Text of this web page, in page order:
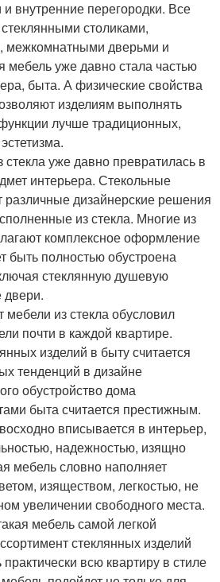
внутренние перегородки. Все
столиками,
межкомнатными дверьми и
уже давно стала частью
быта. А физические свойства
изделиям выполнять
лучше традиционных,
уже давно превратилась в
интерьера. Стекольные
различные дизайнерские решения
из стекла. Многие из
комплексное оформление
быть полностью обустроена
стеклянную душевую
двери.
из стекла обусловил
почти в каждой квартире.
изделий в быту считается
тенденций в дизайне
обустройство дома
быта считается престижным.
вписывается в интерьер,
надежностью, изящно
мебель словно наполняет
изяществом, легкостью, не
увеличении свободного места.
мебель самой легкой
стеклянных изделий
практически всю квартиру в стиле